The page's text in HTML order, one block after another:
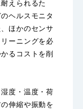
えられるた
ヘルスモニタ
ほかのセンサ
ーニングを必
るコストを削
度・温度・荷
伸縮や振動を